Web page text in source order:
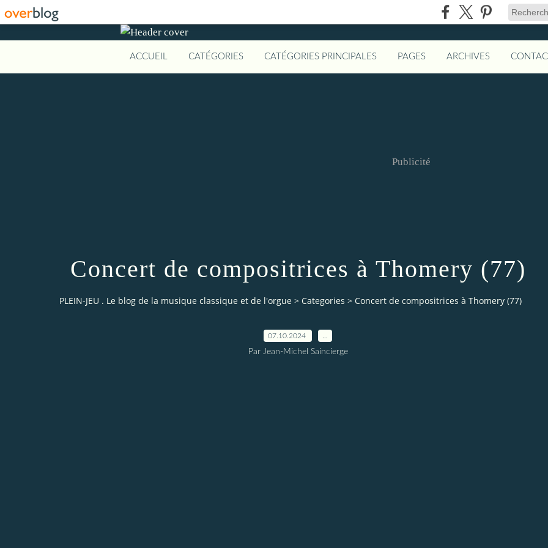
ACCUEIL CATÉGORIES CATÉGORIES PRINCIPALES PAGES ARCHIVES
Publicité
Concert de compositrices à Thomery (77)
PLEIN-JEU . Le blog de la musique classique et de l'orgue > Categories > Concert de compositrices à Thomery (77)
07.10.2024
Par Jean-Michel Saincierge